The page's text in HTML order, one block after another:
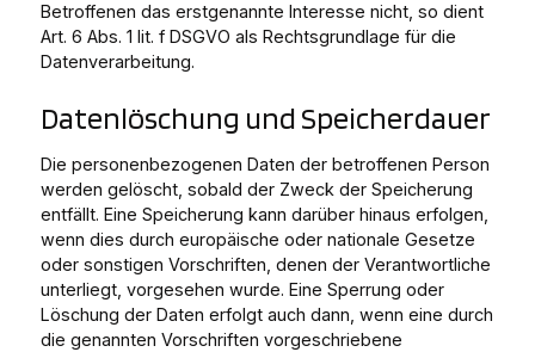
Betroffenen das erstgenannte Interesse nicht, so dient
Art. 6 Abs. 1 lit. f DSGVO als Rechtsgrundlage für die
Datenverarbeitung.
Datenlöschung und Speicherdauer
Die personenbezogenen Daten der betroffenen Person
werden gelöscht, sobald der Zweck der Speicherung
entfällt. Eine Speicherung kann darüber hinaus erfolgen,
wenn dies durch europäische oder nationale Gesetze
oder sonstigen Vorschriften, denen der Verantwortliche
unterliegt, vorgesehen wurde. Eine Sperrung oder
Löschung der Daten erfolgt auch dann, wenn eine durch
die genannten Vorschriften vorgeschriebene